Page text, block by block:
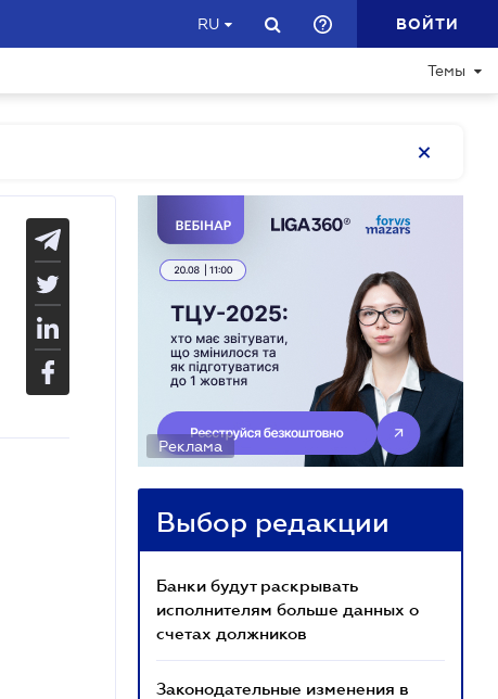
RU ВОЙТИ
Темы
Реклама
Выбор редакции
Банки будут раскрывать
исполнителям больше данных о
счетах должников
Законодательные изменения в